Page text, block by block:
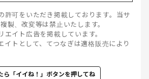
許可をいただき掲載しております。当サ
製、改変等は禁止いたします。
イト広告を掲載しています。
トとして、てつなぎは適格販売により
ら「イイね！」ボタンを押してね